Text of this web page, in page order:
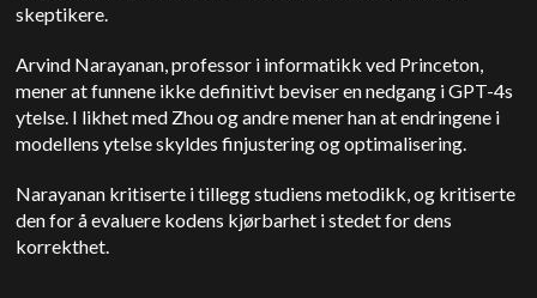
skeptikere.
Arvind Narayanan, professor i informatikk ved Princeton,
mener at funnene ikke definitivt beviser en nedgang i GPT-4s
ytelse. I likhet med Zhou og andre mener han at endringene i
modellens ytelse skyldes finjustering og optimalisering.
Narayanan kritiserte i tillegg studiens metodikk, og kritiserte
den for å evaluere kodens kjørbarhet i stedet for dens
korrekthet.